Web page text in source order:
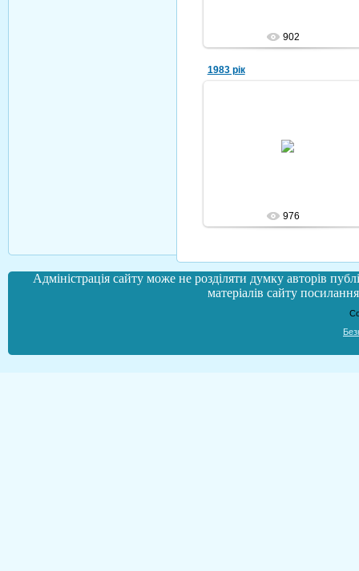
902
1983 рік
976
Адміністрація сайту може не розділяти думку авторів
матеріалів сайту